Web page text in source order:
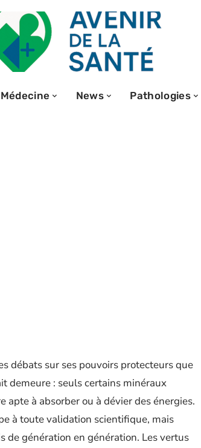
Médecine News Pathologies
débats sur ses pouvoirs protecteurs que
demeure : seuls certains minéraux
à absorber ou à dévier des énergies.
à toute validation scientifique, mais
de génération en génération. Les vertus